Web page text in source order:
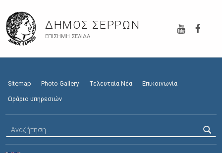
ΔΉΜΟΣ ΣΕΡΡΏΝ
ΕΠΊΣΗΜΗ ΣΕΛΊΔΑ
Sitemap Photo Gallery Τελευταία Νέα Επικοινωνία
Ωράριο υπηρεσιών